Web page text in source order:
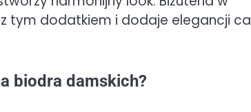
tym dodatkiem i dodaje elegancji
biodra damskich?